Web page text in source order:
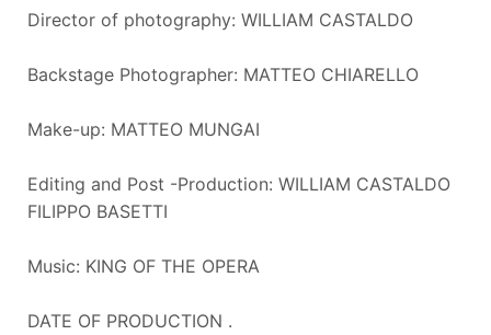
Director of photography: WILLIAM CASTALDO
Backstage Photographer: MATTEO CHIARELLO
Make-up: MATTEO MUNGAI
Editing and Post -Production: WILLIAM CASTALDO
FILIPPO BASETTI
Music: KING OF THE OPERA
DATE OF PRODUCTION .